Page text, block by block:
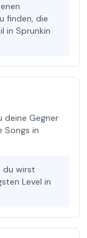
finden, die
in Sprunkin
deine Gegner
Songs in
du wirst
Level in